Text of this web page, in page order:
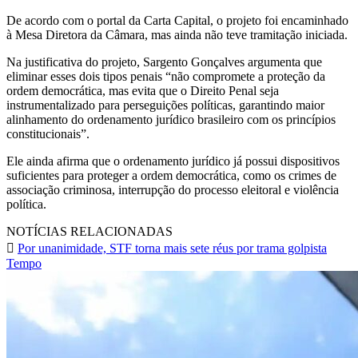
De acordo com o portal da Carta Capital, o projeto foi encaminhado
à Mesa Diretora da Câmara, mas ainda não teve tramitação iniciada.
Na justificativa do projeto, Sargento Gonçalves argumenta que
eliminar esses dois tipos penais “não compromete a proteção da
ordem democrática, mas evita que o Direito Penal seja
instrumentalizado para perseguições políticas, garantindo maior
alinhamento do ordenamento jurídico brasileiro com os princípios
constitucionais”.
Ele ainda afirma que o ordenamento jurídico já possui dispositivos
suficientes para proteger a ordem democrática, como os crimes de
associação criminosa, interrupção do processo eleitoral e violência
política.
NOTÍCIAS RELACIONADAS
Por unanimidade, STF torna mais sete réus por trama golpista
Tempo